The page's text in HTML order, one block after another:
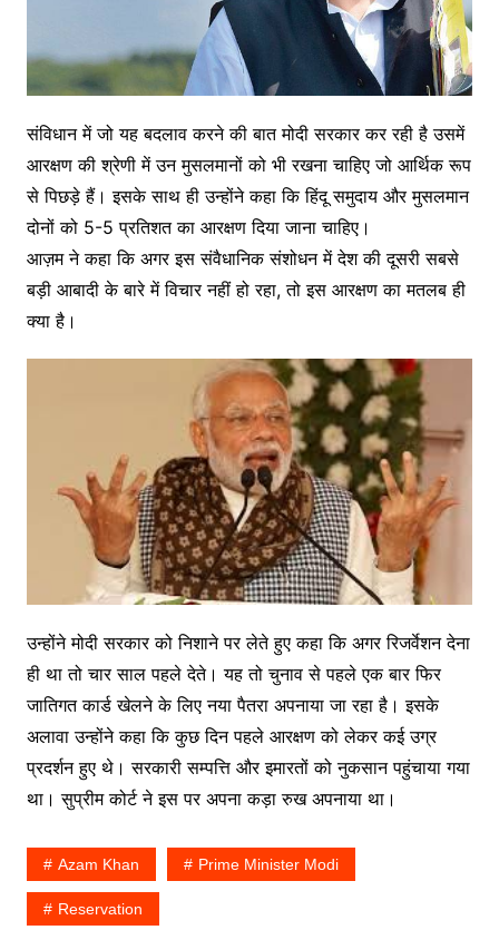
संविधान में जो यह बदलाव करने की बात मोदी सरकार कर रही है उसमें
आरक्षण की श्रेणी में उन मुसलमानों को भी रखना चाहिए जो आर्थिक रूप
से पिछड़े हैं। इसके साथ ही उन्होंने कहा कि हिंदू समुदाय और मुसलमान
दोनों को 5-5 प्रतिशत का आरक्षण दिया जाना चाहिए।
आज़म ने कहा कि अगर इस संवैधानिक संशोधन में देश की दूसरी सबसे
बड़ी आबादी के बारे में विचार नहीं हो रहा, तो इस आरक्षण का मतलब ही
क्या है।
उन्होंने मोदी सरकार को निशाने पर लेते हुए कहा कि अगर रिजर्वेशन देना
ही था तो चार साल पहले देते। यह तो चुनाव से पहले एक बार फिर
जातिगत कार्ड खेलने के लिए नया पैतरा अपनाया जा रहा है। इसके
अलावा उन्होंने कहा कि कुछ दिन पहले आरक्षण को लेकर कई उग्र
प्रदर्शन हुए थे। सरकारी सम्पत्ति और इमारतों को नुकसान पहुंचाया गया
था। सुप्रीम कोर्ट ने इस पर अपना कड़ा रुख अपनाया था।
Azam Khan Prime Minister Modi
Reservation